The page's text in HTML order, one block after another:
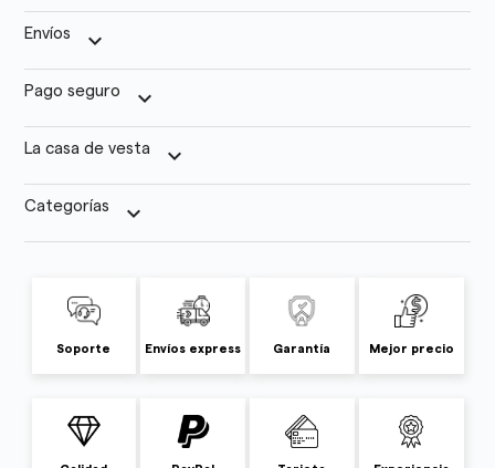
Envíos keyboard_arrow_down
Pago seguro keyboard_arrow_down
La casa de vesta keyboard_arrow_down
Categorías keyboard_arrow_down
Soporte Envíos express Garantía Mejor precio